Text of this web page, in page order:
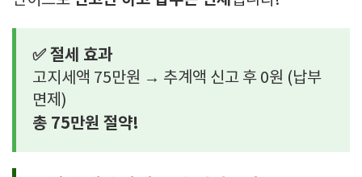
✅ 절세 효과
고지세액 75만원 → 추계액 신고 후 0원 (납부
면제)
총 75만원 절약!